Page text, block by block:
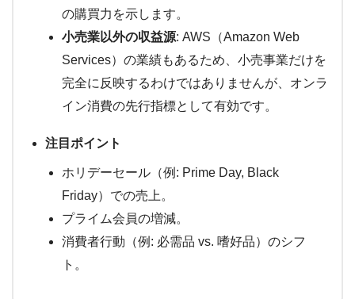
の購買力を示します。
小売業以外の収益源: AWS（Amazon Web
Services）の業績もあるため、小売事業だけを
完全に反映するわけではありませんが、オンラ
イン消費の先行指標として有効です。
注目ポイント
ホリデーセール（例: Prime Day, Black
Friday）での売上。
プライム会員の増減。
消費者行動（例: 必需品 vs. 嗜好品）のシフ
ト。